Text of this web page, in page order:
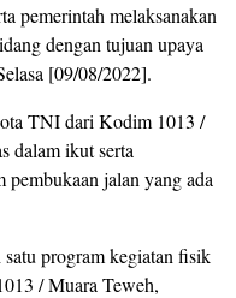
pemerintah melaksanakan
dengan tujuan upaya
[09/08/2022].
TNI dari Kodim 1013 /
dalam ikut serta
jalan yang ada
program kegiatan fisik
/ Muara Teweh,